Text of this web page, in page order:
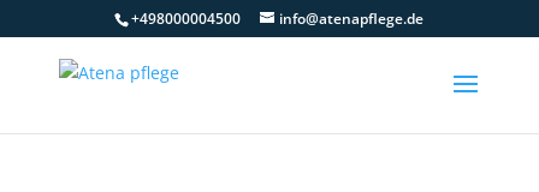
+498000004500 info@atenapflege.de